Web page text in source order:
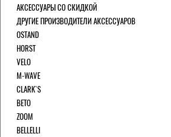
АКСЕССУАРЫ СО СКИДКОЙ
ДРУГИЕ ПРОИЗВОДИТЕЛИ АКСЕССУАРОВ
OSTAND
HORST
VELO
M-WAVE
CLARK`S
BETO
ZOOM
BELLELLI